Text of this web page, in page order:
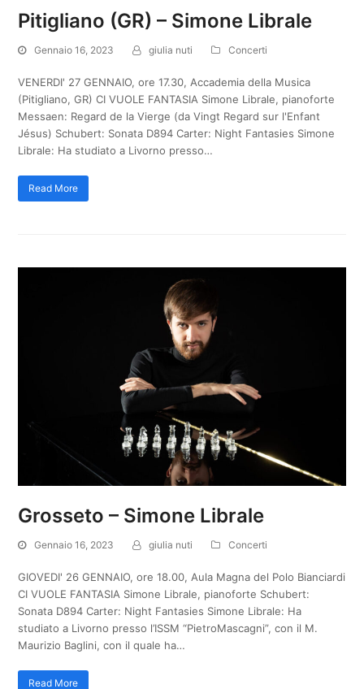
Pitigliano (GR) – Simone Librale
Gennaio 16, 2023 giulia nuti Concerti
VENERDI' 27 GENNAIO, ore 17.30, Accademia della Musica
(Pitigliano, GR) CI VUOLE FANTASIA Simone Librale, pianoforte
Messaen: Regard de la Vierge (da Vingt Regard sur l'Enfant
Jésus) Schubert: Sonata D894 Carter: Night Fantasies Simone
Librale: Ha studiato a Livorno presso…
Read More
Grosseto – Simone Librale
Gennaio 16, 2023 giulia nuti Concerti
GIOVEDI' 26 GENNAIO, ore 18.00, Aula Magna del Polo Bianciardi
CI VUOLE FANTASIA Simone Librale, pianoforte Schubert:
Sonata D894 Carter: Night Fantasies Simone Librale: Ha
studiato a Livorno presso l’ISSM “PietroMascagni”, con il M.
Maurizio Baglini, con il quale ha…
Read More